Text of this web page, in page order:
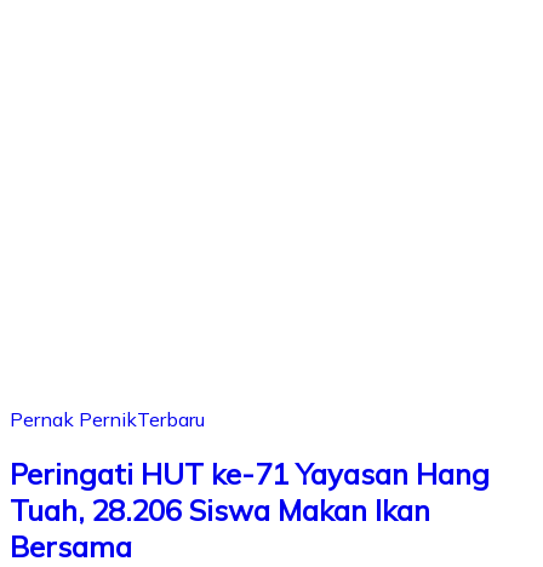
Pernak PernikTerbaru
Peringati HUT ke-71 Yayasan Hang
Tuah, 28.206 Siswa Makan Ikan
Bersama